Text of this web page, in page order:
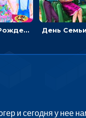
День Рождения Тейлор: печь торт для девочки или наряжать именинницу
и сегодня у нее